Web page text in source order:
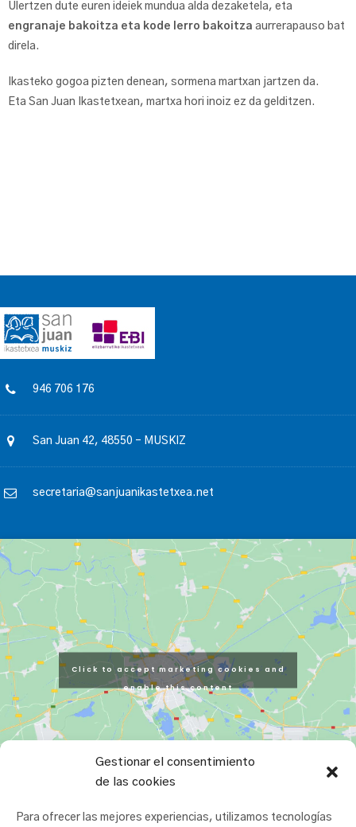
Gestionar el consentimiento
de las cookies
Para ofrecer las mejores experiencias, utilizamos tecnologías
Ulertzen dute euren ideiek mundua alda dezaketela, eta
engranaje bakoitza eta kode lerro bakoitza aurrerapauso bat
direla.
Ikasteko gogoa pizten denean, sormena martxan jartzen da.
Eta San Juan Ikastetxean, martxa hori inoiz ez da gelditzen.
946 706 176
San Juan 42, 48550 – MUSKIZ
secretaria@sanjuanikastetxea.net
Click to accept marketing cookies and
enable this content